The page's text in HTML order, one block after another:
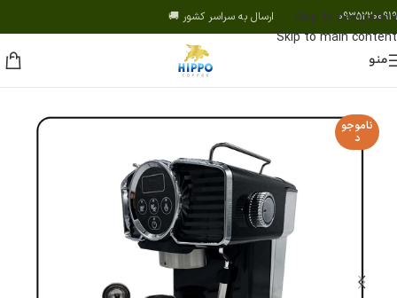
Skip to navigation
Skip to main content
09352200919 ارسال به سراسر کشور 🚚
منو
ناموجو
د